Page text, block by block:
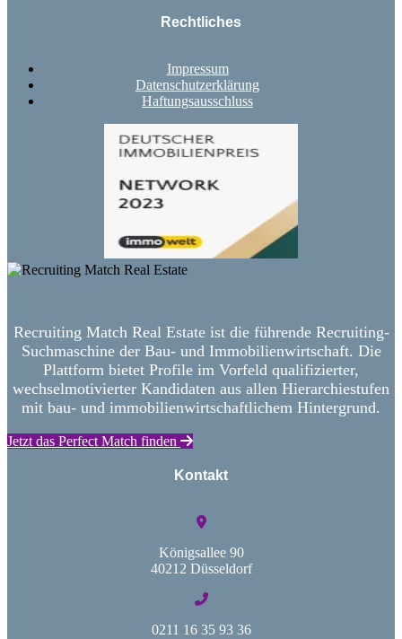
Rechtliches
Impressum
Datenschutzerklärung
Haftungsausschluss
Recruiting Match Real Estate ist die führende Recruiting-
Suchmaschine der Bau- und Immobilienwirtschaft. Die
Plattform bietet Profile im Vorfeld qualifizierter,
wechselmotivierter Kandidaten aus allen Hierarchiestufen
mit bau- und immobilienwirtschaftlichem Hintergrund.
Jetzt das Perfect Match finden
Kontakt
Königsallee 90
40212 Düsseldorf
0211 16 35 93 36